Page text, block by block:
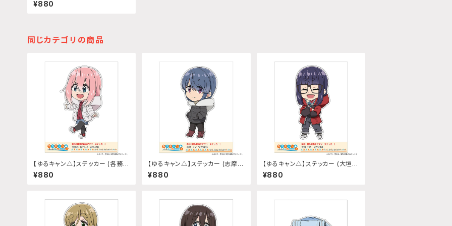
サイズ
¥880
同じカテゴリの商品
【ゆるキャン△】ステッカー (各務原
なでしこ『SEASON3』)
¥880
【ゆるキャン△】ステッカー (志摩リ
ン『SEASON3』)
¥880
【ゆるキャン△】ステッカー (大垣千
明『SEASON3』)
¥880